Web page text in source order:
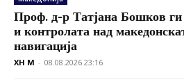
Проф. д-р Татјана Бошков ги
и контролата над
навигација
XH M - 08.08.2026 23:16